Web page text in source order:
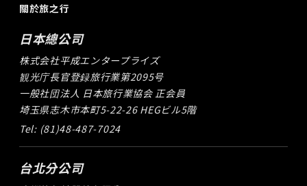
關於旅之行
日本總公司
株式会社平成エンタープライズ
観光庁長官登録旅行業第2095号
一般社団法人 日本旅行業協会 正会員
埼玉県志木市本町5-22-26 HEGビル5階
Tel: (81)48-487-7024
台北分公司